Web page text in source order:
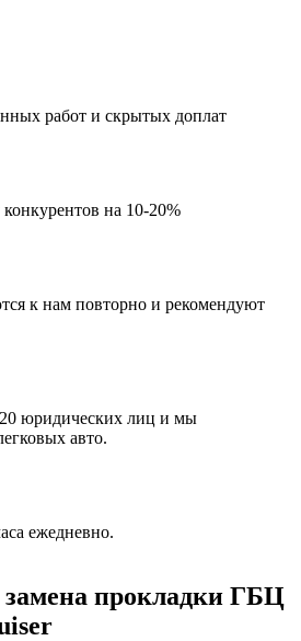
работ и скрытых доплат
на 10-20%
к нам повторно и рекомендуют
юридических лиц и мы
авто.
ежедневно.
замена прокладки ГБЦ